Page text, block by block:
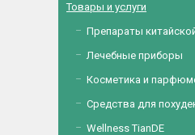
Товары и услуги
Препараты
Лечебные приборы
Косметика и
Средства для
Wellness TianDE